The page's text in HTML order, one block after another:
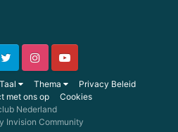
Taal Thema
Privacy Beleid
met ons op
Cookies
Nederland
Invision Community